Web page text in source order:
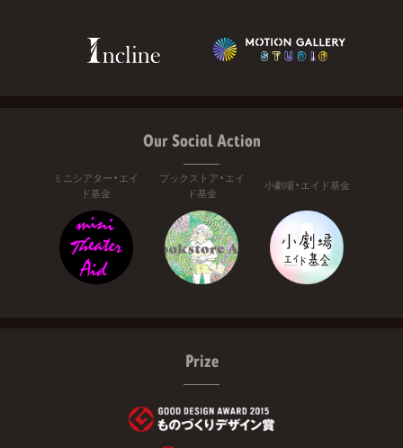
Our Social Action
ミニシアター・エイ
ド基金
ブックストア・エイ
ド基金
小劇場・エイド基金
Prize